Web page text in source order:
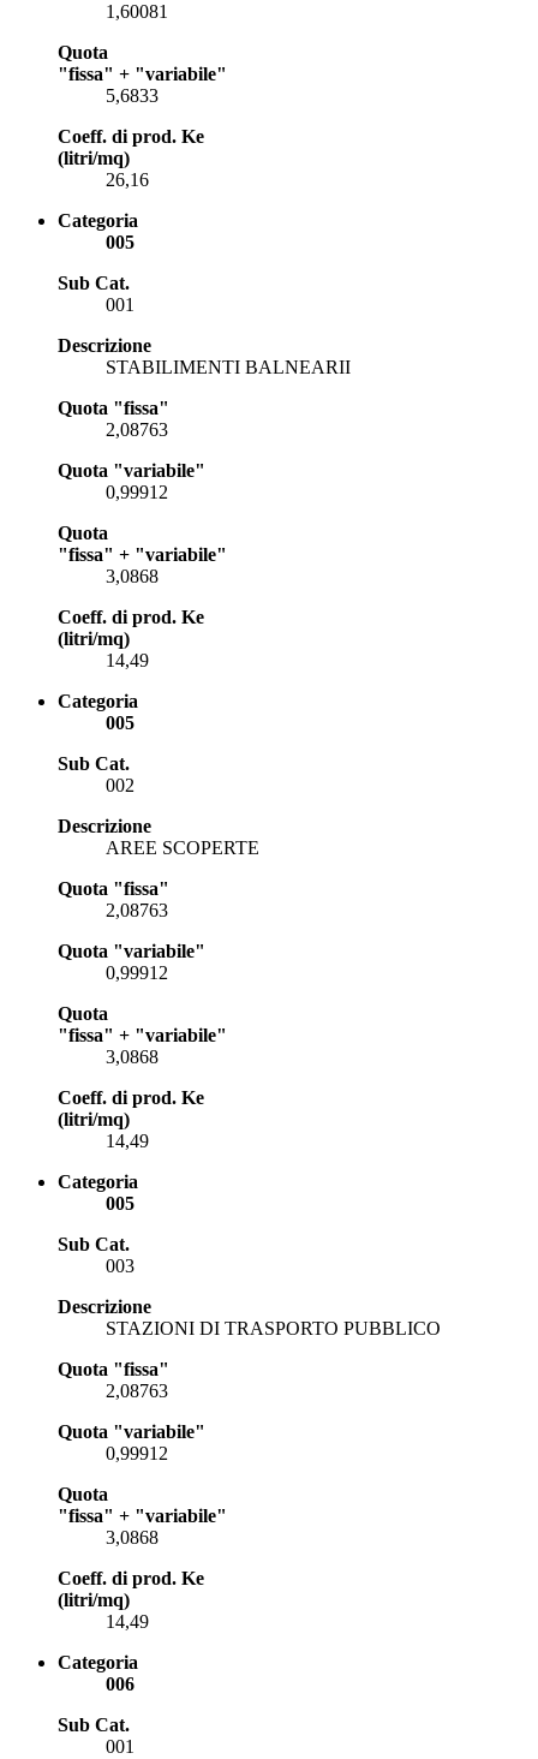
1,60081
Quota
"fissa" + "variabile"
5,6833
Coeff. di prod. Ke
(litri/mq)
26,16
Categoria
005
Sub Cat.
001
Descrizione
STABILIMENTI BALNEARII
Quota "fissa"
2,08763
Quota "variabile"
0,99912
Quota
"fissa" + "variabile"
3,0868
Coeff. di prod. Ke
(litri/mq)
14,49
Categoria
005
Sub Cat.
002
Descrizione
AREE SCOPERTE
Quota "fissa"
2,08763
Quota "variabile"
0,99912
Quota
"fissa" + "variabile"
3,0868
Coeff. di prod. Ke
(litri/mq)
14,49
Categoria
005
Sub Cat.
003
Descrizione
STAZIONI DI TRASPORTO PUBBLICO
Quota "fissa"
2,08763
Quota "variabile"
0,99912
Quota
"fissa" + "variabile"
3,0868
Coeff. di prod. Ke
(litri/mq)
14,49
Categoria
006
Sub Cat.
001